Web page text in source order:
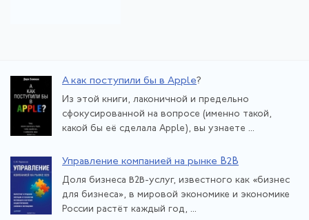
А как поступили бы в Apple?
Из этой книги, лаконичной и предельно
сфокусированной на вопросе (именно такой,
какой бы её сделала Apple), вы узнаете ...
Управление компанией на рынке В2В
Доля бизнеса В2В-услуг, известного как «бизнес
для бизнеса», в мировой экономике и экономике
России растёт каждый год, ...